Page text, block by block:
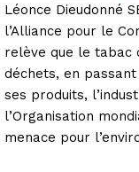
Léonce Dieudonné
l’Alliance pour le
relève que le tabac
déchets, en
ses produits,
l’Organisation
menace pour